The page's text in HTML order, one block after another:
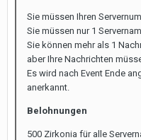
Sie müssen Ihren
Sie müssen nur 1
Sie können mehr als 1
aber Ihre Nachrichten
Es wird nach Event Ende
anerkannt.
Belohnungen
500 Zirkonia für alle